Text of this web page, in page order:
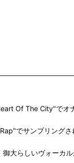
Of The City"でオ
でサンプリング
大らしいヴォーカ